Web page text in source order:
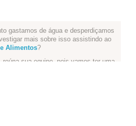
gastamos de água e desperdiçamos
mais sobre isso assistindo ao
Alimentos?
reúna sua equipe, pois vamos ter uma
por não ser integralmente usado